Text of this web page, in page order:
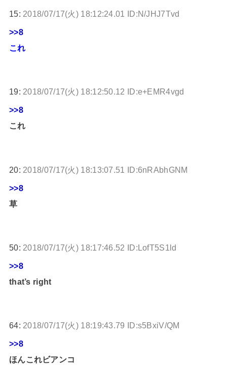
15: 2018/07/17(火) 18:12:24.01 ID:N/JHJ7Tvd
>>8
これ
19: 2018/07/17(火) 18:12:50.12 ID:e+EMR4vgd
>>8
これ
20: 2018/07/17(火) 18:13:07.51 ID:6nRAbhGNM
>>8
草
50: 2018/07/17(火) 18:17:46.52 ID:LofT5S1ld
>>8
that’s right
64: 2018/07/17(火) 18:19:43.79 ID:s5BxiV/QM
>>8
ほんこれビアンコ